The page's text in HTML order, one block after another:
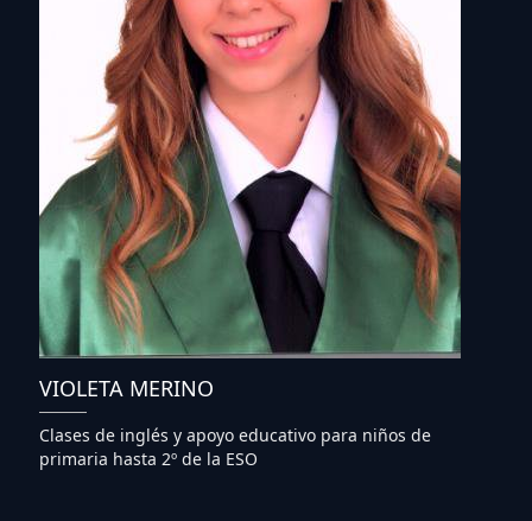
VIOLETA MERINO
Clases de inglés y apoyo educativo para niños de
primaria hasta 2º de la ESO